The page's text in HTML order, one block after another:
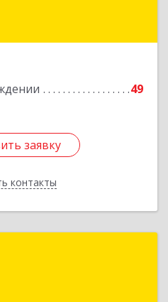
49
заявку
контакты
обл, Краснознаменск г,
заявку
Гагарин г, Ленина ул,